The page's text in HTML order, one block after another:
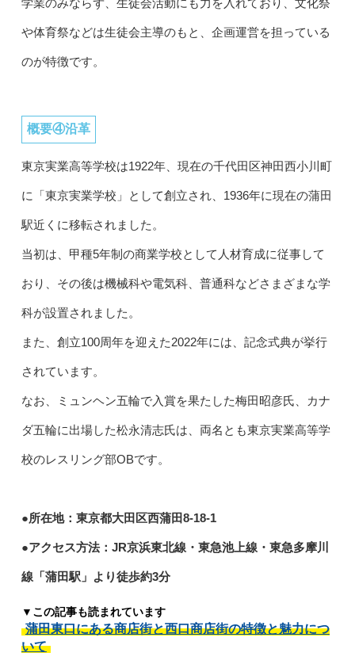
や体育祭などは生徒会主導のもと、企画運営を担っている
のが特徴です。
概要④沿革
東京実業高等学校は1922年、現在の千代田区神田西小川町
に「東京実業学校」として創立され、1936年に現在の蒲田
駅近くに移転されました。
当初は、甲種5年制の商業学校として人材育成に従事して
おり、その後は機械科や電気科、普通科などさまざまな学
科が設置されました。
また、創立100周年を迎えた2022年には、記念式典が挙行
されています。
なお、ミュンヘン五輪で入賞を果たした梅田昭彦氏、カナ
ダ五輪に出場した松永清志氏は、両名とも東京実業高等学
校のレスリング部OBです。
●所在地：東京都大田区西蒲田8-18-1
●アクセス方法：JR京浜東北線・東急池上線・東急多摩川
線「蒲田駅」より徒歩約3分
▼この記事も読まれています
蒲田東口にある商店街と西口商店街の特徴と魅力につ
いて